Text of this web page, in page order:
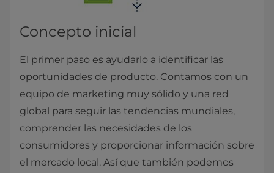
Concepto inicial
El primer paso es ayudarlo a identificar las
oportunidades de producto. Contamos con un
equipo de marketing muy sólido y una red
global para seguir las tendencias mundiales,
comprender las necesidades de los
consumidores y proporcionar información sobre
el mercado local. Así que también podemos